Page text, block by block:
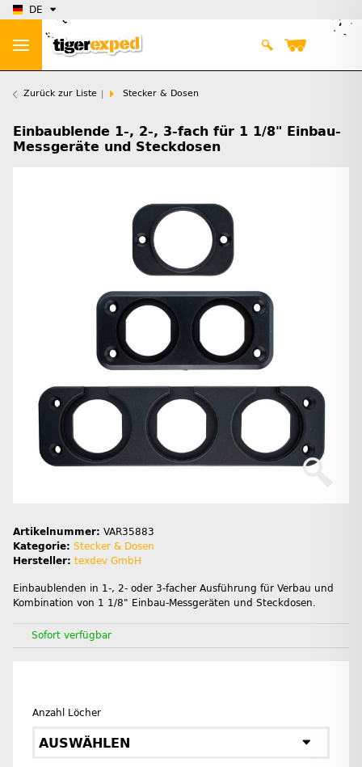
DE
Zurück zur Liste Stecker & Dosen
Einbaublende 1-, 2-, 3-fach für 1 1/8" Einbau-
Messgeräte und Steckdosen
Artikelnummer: VAR35883
Kategorie: Stecker & Dosen
Hersteller: texdev GmbH
Einbaublenden in 1-, 2- oder 3-facher Ausführung für Verbau und
Kombination von 1 1/8" Einbau-Messgeräten und Steckdosen.
Sofort verfügbar
Anzahl Löcher
AUSWÄHLEN